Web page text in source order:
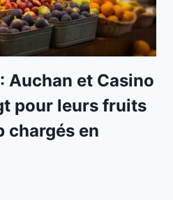
Auchan et Casino
pour leurs fruits
chargés en